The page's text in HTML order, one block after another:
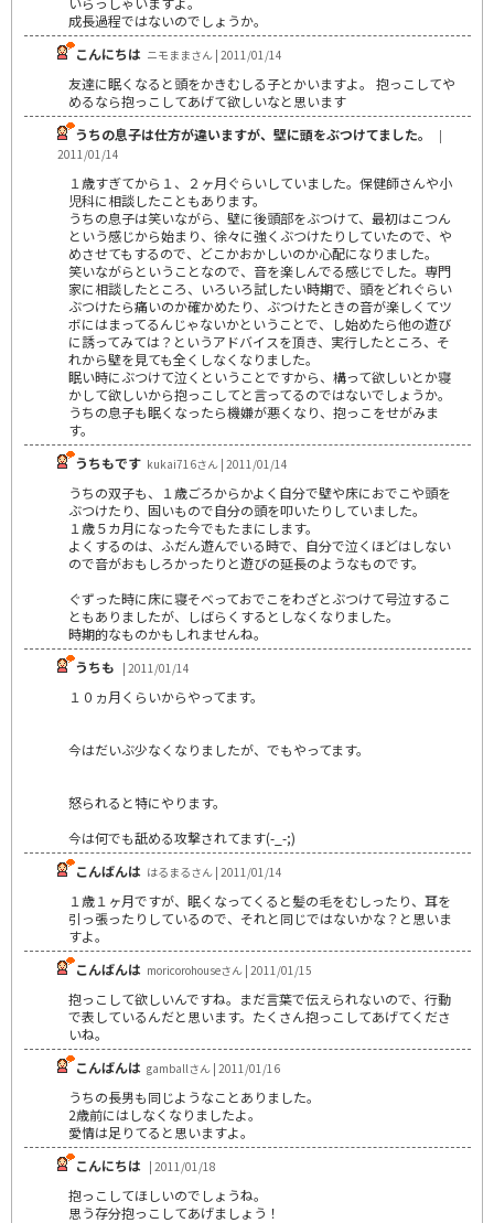
成長過程ではないのでしょうか。
こんにちは ニモままさん | 2011/01/14
友達に眠くなると頭をかきむしる子とかいますよ。 抱っこしてや
めるなら抱っこしてあげて欲しいなと思います
うちの息子は仕方が違いますが、壁に頭をぶつけてました。
|
2011/01/14
１歳すぎてから１、２ヶ月ぐらいしていました。保健師さんや小
児科に相談したこともあります。
うちの息子は笑いながら、壁に後頭部をぶつけて、最初はこつん
という感じから始まり、徐々に強くぶつけたりしていたので、や
めさせてもするので、どこかおかしいのか心配になりました。
笑いながらということなので、音を楽しんでる感じでした。専門
家に相談したところ、いろいろ試したい時期で、頭をどれぐらい
ぶつけたら痛いのか確かめたり、ぶつけたときの音が楽しくてツ
ボにはまってるんじゃないかということで、し始めたら他の遊び
に誘ってみては？というアドバイスを頂き、実行したところ、そ
れから壁を見ても全くしなくなりました。
眠い時にぶつけて泣くということですから、構って欲しいとか寝
かして欲しいから抱っこしてと言ってるのではないでしょうか。
うちの息子も眠くなったら機嫌が悪くなり、抱っこをせがみま
す。
うちもです kukai716さん | 2011/01/14
うちの双子も、１歳ごろからかよく自分で壁や床におでこや頭を
ぶつけたり、固いもので自分の頭を叩いたりしていました。
１歳５カ月になった今でもたまにします。
よくするのは、ふだん遊んでいる時で、自分で泣くほどはしない
ので音がおもしろかったりと遊びの延長のようなものです。
ぐずった時に床に寝そべっておでこをわざとぶつけて号泣するこ
ともありましたが、しばらくするとしなくなりました。
時期的なものかもしれませんね。
うちも | 2011/01/14
１０ヵ月くらいからやってます。
今はだいぶ少なくなりましたが、でもやってます。
怒られると特にやります。
今は何でも舐める攻撃されてます(-_-;)
こんばんは はるまるさん | 2011/01/14
１歳１ヶ月ですが、眠くなってくると髪の毛をむしったり、耳を
引っ張ったりしているので、それと同じではないかな？と思いま
すよ。
こんばんは moricorohouseさん | 2011/01/15
抱っこして欲しいんですね。まだ言葉で伝えられないので、行動
で表しているんだと思います。たくさん抱っこしてあげてくださ
いね。
こんばんは gamballさん | 2011/01/16
うちの長男も同じようなことありました。
2歳前にはしなくなりましたよ。
愛情は足りてると思いますよ。
こんにちは | 2011/01/18
抱っこしてほしいのでしょうね。
思う存分抱っこしてあげましょう！